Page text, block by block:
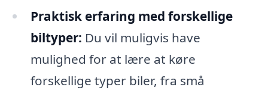
Praktisk erfaring med forskellige
biltyper: Du vil muligvis have
mulighed for at lære at køre
forskellige typer biler, fra små